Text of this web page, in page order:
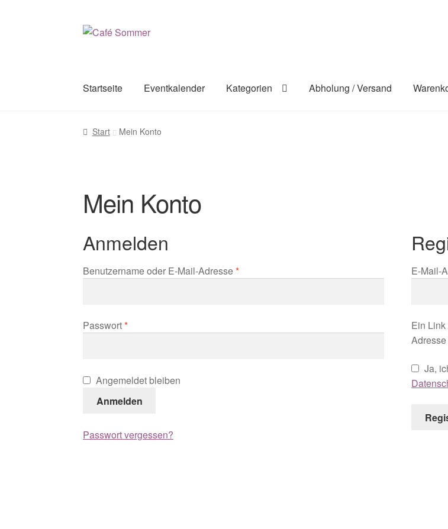
Zur
Zum
Startseite Eventkalender Kategorien Abholung / Versand
Start Mein Konto
Mein Konto
Anmelden
Benutzername oder E-Mail-Adresse*Erforderlich
Passwort*Erforderlich
Angemeldet bleiben
Anmelden
Passwort vergessen?
E-Mail-
Ein
Ja,